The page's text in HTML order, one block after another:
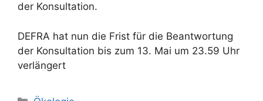
der Konsultation.
DEFRA hat nun die Frist für die Beantwortung
der Konsultation bis zum 13. Mai um 23.59 Uhr
verlängert